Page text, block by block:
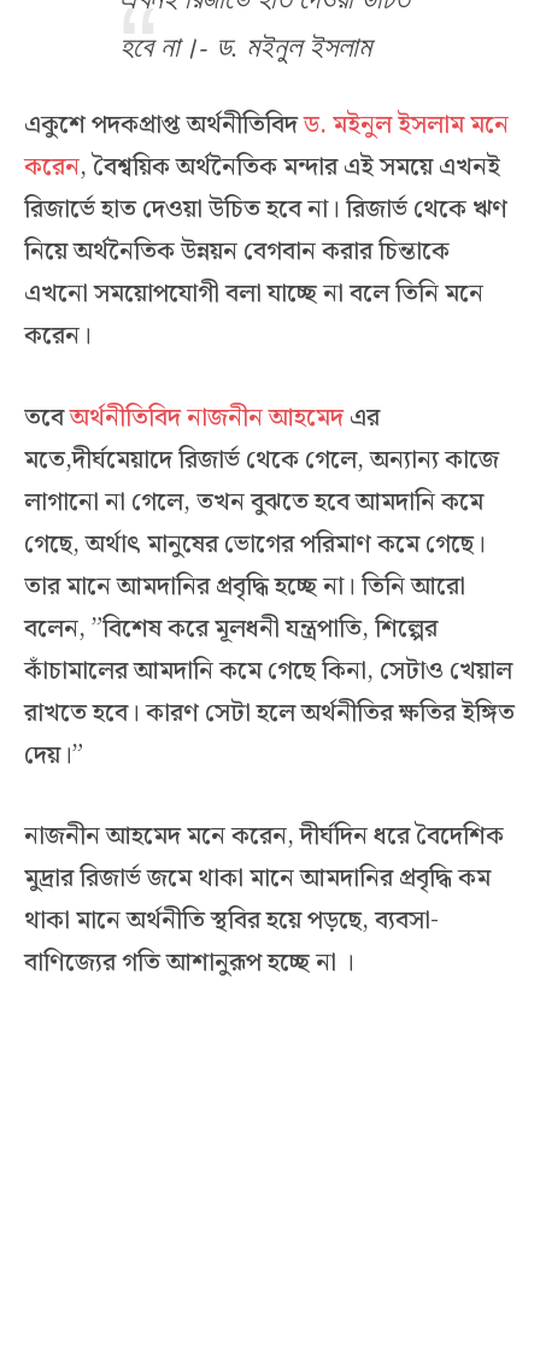
হবে না।- ড. মইনুল ইসলাম
একুশে পদকপ্রাপ্ত অর্থনীতিবিদড. মইনুল ইসলাম মনে
করেন, বৈশ্বয়িক অর্থনৈতিক মন্দার এই সময়ে এখনই
রিজার্ভে হাত দেওয়া উচিত হবে না। রিজার্ভ থেকে ঋণ
নিয়ে অর্থনৈতিক উন্নয়ন বেগবান করার চিন্তাকে
এখনো সময়োপযোগী বলা যাচ্ছে না বলে তিনি মনে
করেন।
তবেঅর্থনীতিবিদ নাজনীন আহমেদএর
মতে,দীর্ঘমেয়াদে রিজার্ভ থেকে গেলে, অন্যান্য কাজে
লাগানো না গেলে, তখন বুঝতে হবে আমদানি কমে
গেছে, অর্থাৎ মানুষের ভোগের পরিমাণ কমে গেছে।
তার মানে আমদানির প্রবৃদ্ধি হচ্ছে না। তিনি আরো
বলেন, ”বিশেষ করে মূলধনী যন্ত্রপাতি, শিল্পের
কাঁচামালের আমদানি কমে গেছে কিনা, সেটাও খেয়াল
রাখতে হবে। কারণ সেটা হলে অর্থনীতির ক্ষতির ইঙ্গিত
দেয়।”
নাজনীন আহমেদ মনে করেন, দীর্ঘদিন ধরে বৈদেশিক
মুদ্রার রিজার্ভ জমে থাকা মানে আমদানির প্রবৃদ্ধি কম
থাকা মানে অর্থনীতি স্থবির হয়ে পড়ছে, ব্যবসা-
বাণিজ্যের গতি আশানুরূপ হচ্ছে না ।